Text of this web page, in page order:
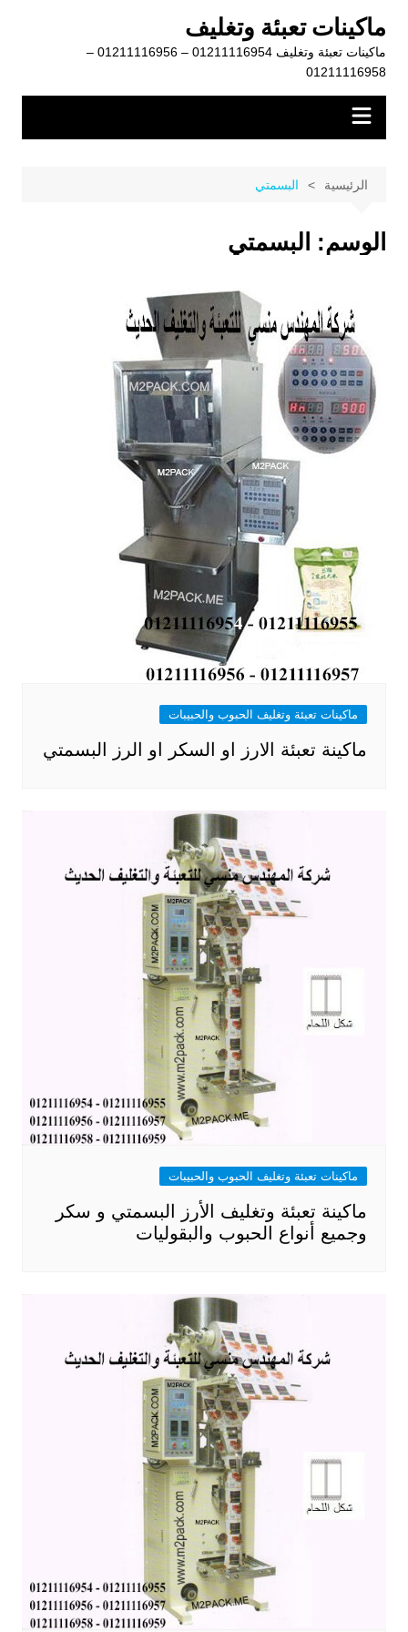
المحتوى
ماكينات تعبئة وتغليف
ماكينات تعبئة وتغليف 01211116954 – 01211116956 –
01211116958
الرئيسية البسمتي
الوسم: البسمتي
ماكينات تعبئة وتغليف الحبوب والحبيبات
ماكينة تعبئة الارز او السكر او الرز البسمتي
ماكينات تعبئة وتغليف الحبوب والحبيبات
ماكينة تعبئة وتغليف الأرز البسمتي و سكر
وجميع أنواع الحبوب والبقوليات